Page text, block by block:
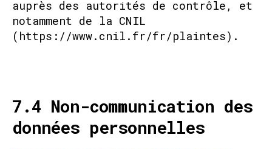
auprès des autorités de contrôle, et
notamment de la CNIL
(https://www.cnil.fr/fr/plaintes).
7.4 Non-communication des
données personnelles